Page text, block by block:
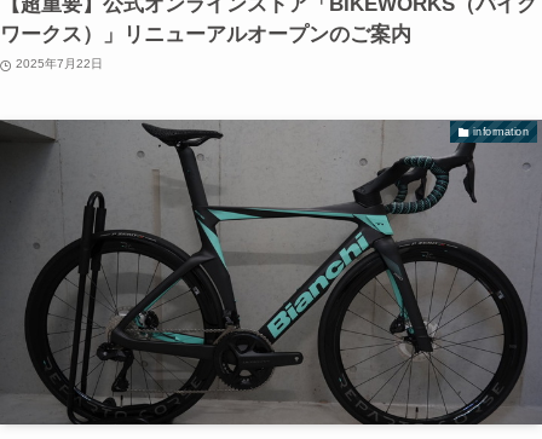
ワークス）」リニューアルオープンのご案内
2025年7月22日
information